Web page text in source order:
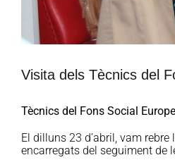
Visita dels Tècnics del
Tècnics del Fons Social
El dilluns 23 d’abril, vam
encarregats del seguiment de